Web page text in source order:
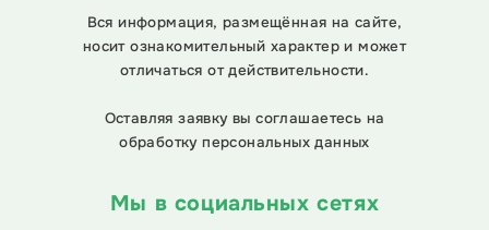
Мы в социальных сетях
Вся информация, размещённая на сайте,
носит ознакомительный характер и может
отличаться от действительности.
Оставляя заявку вы соглашаетесь на
обработку персональных данных